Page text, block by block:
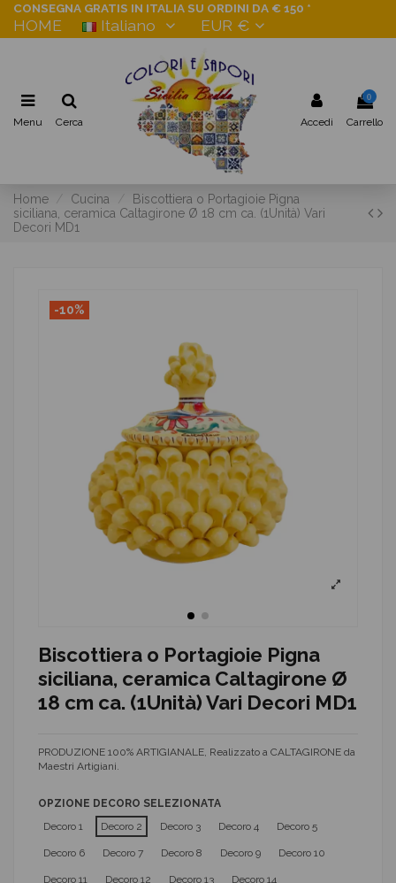
CONSEGNA GRATIS IN ITALIA SU ORDINI DA € 150 *
HOME Italiano EUR €
Menu Cerca Accedi
0
Carrello
Home Cucina
Biscottiera o Portagioie Pigna
siciliana, ceramica Caltagirone Ø 18 cm ca. (1Unità) Vari
Decori MD1
-10%
Biscottiera o Portagioie Pigna
siciliana, ceramica Caltagirone Ø
18 cm ca. (1Unità) Vari Decori MD1
PRODUZIONE 100% ARTIGIANALE, Realizzato a CALTAGIRONE da
Maestri Artigiani.
OPZIONE DECORO SELEZIONATA
Decoro 1
Decoro 2 Decoro 3 Decoro 4 Decoro 5
Decoro 6 Decoro 7 Decoro 8 Decoro 9 Decoro 10
Decoro 11 Decoro 12 Decoro 13 Decoro 14